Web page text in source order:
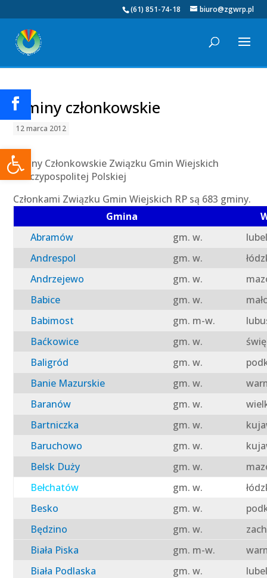
Otwórz pasek narzędzi
(61) 851-74-18 biuro@zgwrp.pl
Gminy członkowskie
12 marca 2012
Gminy Członkowskie Związku Gmin Wiejskich
Rzeczypospolitej Polskiej
Członkami Związku Gmin Wiejskich RP są 683 gminy.
Gmina
Abramów
gm. w.
Andrespol
gm. w.
Andrzejewo
gm. w.
Babice
gm. w.
Babimost
gm. m-w.
Baćkowice
gm. w.
Baligród
gm. w.
Banie Mazurskie
gm. w.
Baranów
gm. w.
Bartniczka
gm. w.
Baruchowo
gm. w.
Belsk Duży
gm. w.
Bełchatów
gm. w.
Besko
gm. w.
Będzino
gm. w.
Biała Piska
gm. m-w.
Biała Podlaska
gm. w.